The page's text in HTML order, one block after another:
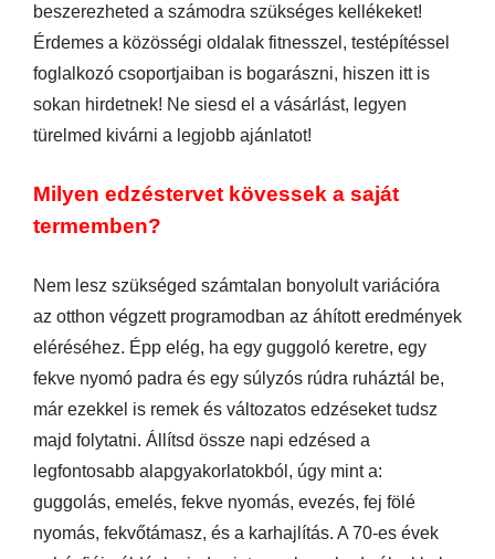
beszerezheted a számodra szükséges kellékeket!
Érdemes a közösségi oldalak fitnesszel, testépítéssel
foglalkozó csoportjaiban is bogarászni, hiszen itt is
sokan hirdetnek! Ne siesd el a vásárlást, legyen
türelmed kivárni a legjobb ajánlatot!
Milyen edzéstervet kövessek a saját
termemben?
Nem lesz szükséged számtalan bonyolult variációra
az otthon végzett programodban az áhított eredmények
eléréséhez. Épp elég, ha egy guggoló keretre, egy
fekve nyomó padra és egy súlyzós rúdra ruháztál be,
már ezekkel is remek és változatos edzéseket tudsz
majd folytatni. Állítsd össze napi edzésed a
legfontosabb alapgyakorlatokból, úgy mint a:
guggolás, emelés, fekve nyomás, evezés, fej fölé
nyomás, fekvőtámasz, és a karhajlítás. A 70-es évek